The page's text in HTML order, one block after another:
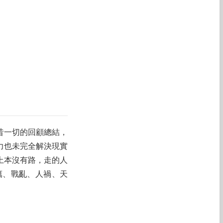
切的回顧總結，
也未完全解決現實
本沒有路，走的人
戰亂、人禍、天